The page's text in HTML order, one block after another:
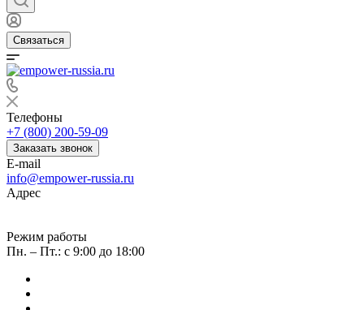
Связаться
Телефоны
+7 (800) 200-59-09
Заказать звонок
E-mail
info@empower-russia.ru
Адрес
Режим работы
Пн. – Пт.: с 9:00 до 18:00